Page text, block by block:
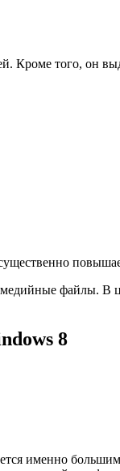
Кроме того, он
файлы. В
8
именно